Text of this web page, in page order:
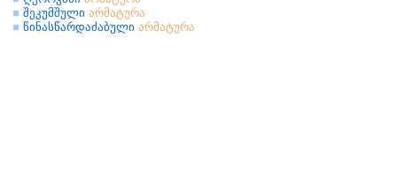
შეკუმშული არმატურა
წინასწარდაძაბული არმატურა